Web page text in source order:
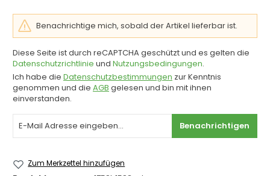
Benachrichtige mich, sobald der Artikel lieferbar ist.
Diese Seite ist durch reCAPTCHA geschützt und es gelten die
Datenschutzrichtlinie und Nutzungsbedingungen.
Ich habe die Datenschutzbestimmungen zur Kenntnis
genommen und die AGB gelesen und bin mit ihnen
einverstanden.
Benachrichtigen
Zum Merkzettel hinzufügen